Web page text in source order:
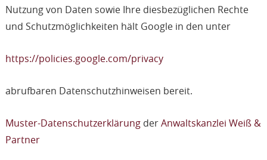
Nutzung von Daten sowie Ihre diesbezüglichen Rechte
und Schutzmöglichkeiten hält Google in den unter
https://policies.google.com/privacy
abrufbaren Datenschutzhinweisen bereit.
Muster-DatenschutzerklärungderAnwaltskanzlei Weiß &
Partner